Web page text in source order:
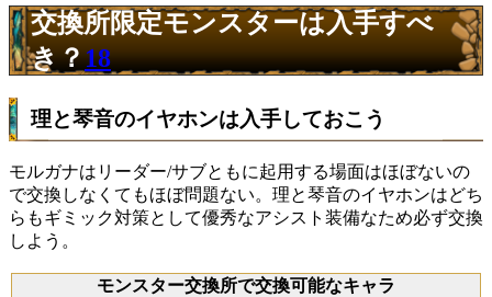
交換所限定モンスターは入手すべ
き？18
理と琴音のイヤホンは入手しておこう
モルガナはリーダー/サブともに起用する場面はほぼないの
で交換しなくてもほぼ問題ない。理と琴音のイヤホンはどち
らもギミック対策として優秀なアシスト装備なため必ず交換
しよう。
モンスター交換所で交換可能なキャラ